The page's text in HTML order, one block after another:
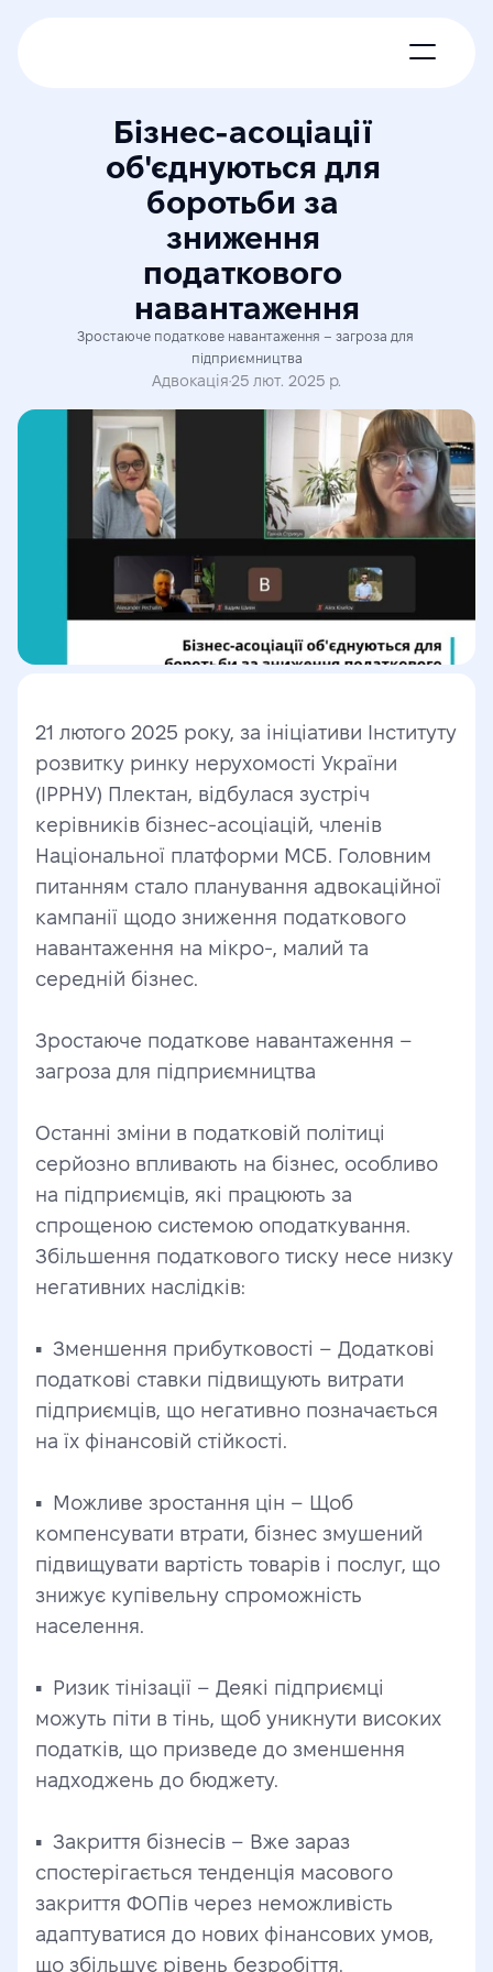
Новини
Членські пакети
Бізнес-асоціації
об'єднуються для
боротьби за
зниження
податкового
навантаження
Зростаюче податкове навантаження – загроза для
підприємництва
Адвокація·25 лют. 2025 р.
21 лютого 2025 року, за ініціативи Інституту
розвитку ринку нерухомості України
(ІРРНУ) Плектан, відбулася зустріч
керівників бізнес-асоціацій, членів
Національної платформи МСБ. Головним
питанням стало планування адвокаційної
кампанії щодо зниження податкового
навантаження на мікро-, малий та
середній бізнес.
Зростаюче податкове навантаження –
загроза для підприємництва
Останні зміни в податковій політиці
серйозно впливають на бізнес, особливо
на підприємців, які працюють за
спрощеною системою оподаткування.
Збільшення податкового тиску несе низку
негативних наслідків:
▪️  Зменшення прибутковості – Додаткові
податкові ставки підвищують витрати
підприємців, що негативно позначається
на їх фінансовій стійкості.
▪️  Можливе зростання цін – Щоб
компенсувати втрати, бізнес змушений
підвищувати вартість товарів і послуг, що
знижує купівельну спроможність
населення.
▪️  Ризик тінізації – Деякі підприємці
можуть піти в тінь, щоб уникнути високих
податків, що призведе до зменшення
надходжень до бюджету.
▪️  Закриття бізнесів – Вже зараз
спостерігається тенденція масового
закриття ФОПів через неможливість
адаптуватися до нових фінансових умов,
що збільшує рівень безробіття.